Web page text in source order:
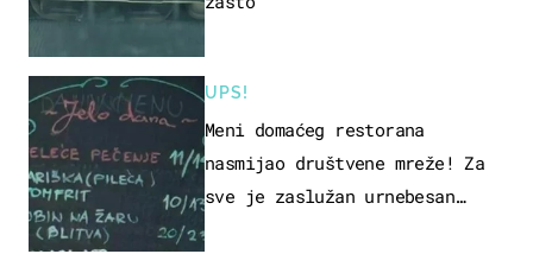
UPS!
Meni domaćeg restorana
nasmijao društvene mreže! Za
sve je zaslužan urnebesan